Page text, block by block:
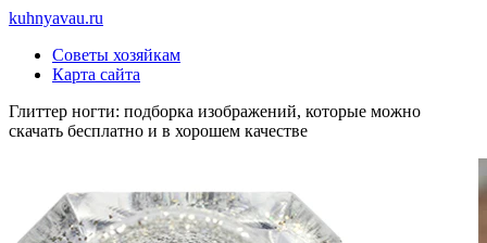
Перейти
содержимому
kuhnyavau.ru
Советы хозяйкам
Карта сайта
Глиттер ногти: подборка изображений, которые можно
скачать бесплатно и в хорошем качестве